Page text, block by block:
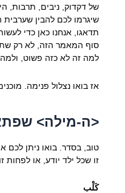
של דקדוק, ניבים, תרבות,
שיגרמו לכם להבין
תדאגו, אנחנו כאן כדי
סוף המאמר הזה, לא רק
למה זה לא כזה פשוט,
אז בואו נצלול פנימה.
<ה-מילה>
טוב, בסדר. בואו ניתן לכם
זו שכל ילד יודע, או
كَلْب